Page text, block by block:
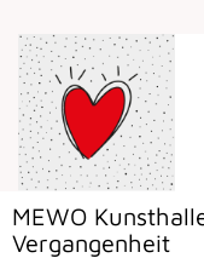
MEWO
Vergangenheit